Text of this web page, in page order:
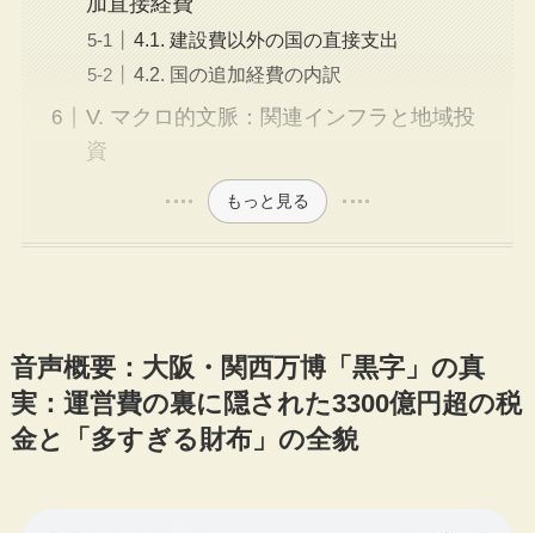
4.1. 建設費以外の国の直接支出
4.2. 国の追加経費の内訳
V. マクロ的文脈：関連インフラと地域投
資
もっと見る
音声概要：大阪・関西万博「黒字」の真
実：運営費の裏に隠された3300億円超の税
金と「多すぎる財布」の全貌